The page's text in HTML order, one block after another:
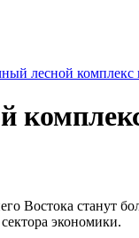
лесной
Востока станут
экономики.